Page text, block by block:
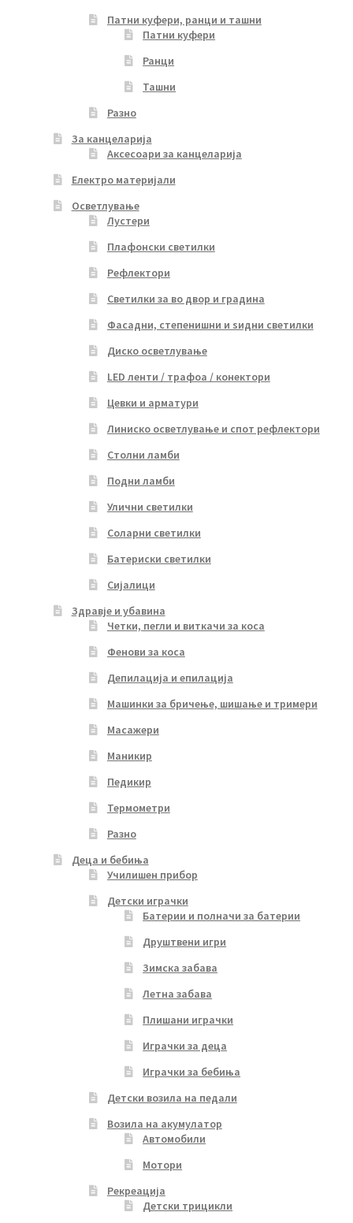
Патни куфери, ранци и ташни
Патни куфери
Ранци
Ташни
Разно
За канцеларија
Аксесоари за канцеларија
Електро материјали
Осветлување
Лустери
Плафонски светилки
Рефлектори
Светилки за во двор и градина
Фасадни, степенишни и ѕидни светилки
Диско осветлување
LED ленти / трафоа / конектори
Цевки и арматури
Линиско осветлување и спот рефлектори
Столни ламби
Подни ламби
Улични светилки
Соларни светилки
Батериски светилки
Сијалици
Здравје и убавина
Четки, пегли и виткачи за коса
Фенови за коса
Депилација и епилација
Машинки за бричење, шишање и тримери
Масажери
Маникир
Педикир
Термометри
Разно
Деца и бебиња
Училишен прибор
Детски играчки
Батерии и полначи за батерии
Друштвени игри
Зимска забава
Летна забава
Плишани играчки
Играчки за деца
Играчки за бебиња
Детски возила на педали
Возила на акумулатор
Автомобили
Мотори
Рекреација
Детски трицикли